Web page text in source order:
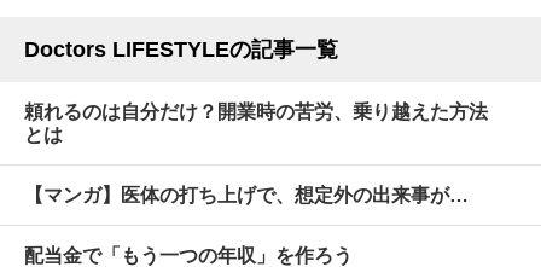
Doctors LIFESTYLEの記事一覧
頼れるのは自分だけ？開業時の苦労、乗り越えた方法
とは
【マンガ】医体の打ち上げで、想定外の出来事が…
配当金で「もう一つの年収」を作ろう